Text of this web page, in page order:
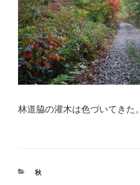
林道脇の灌木は色づいてきた。
カ
秋